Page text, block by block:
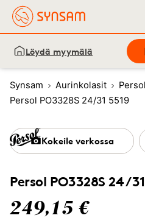
Löydä myymälä
Synsam Aurinkolasit
Persol
Persol PO3328S 24/31 5519
Persol PO3328S 24/
249,15 €
Kokeile verkossa